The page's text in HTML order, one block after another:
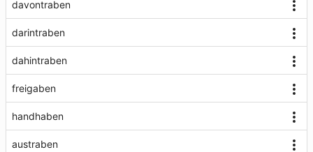
davontraben
darintraben
dahintraben
freigaben
handhaben
austraben